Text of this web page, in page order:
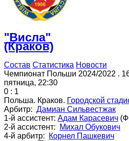
"Висла"
(Краков)
Состав Статистика Новости
Чемпионат Польши 2024/2022 .
пятница, 22:30
0 : 1
Польша. Краков. Городской
Арбитр: Дамиан Сильвестжак
1-й ассистент: Адам Карасевич
2-й ассистент:
Михал Обукович
4-й арбитр:
Корнел Пашкевич